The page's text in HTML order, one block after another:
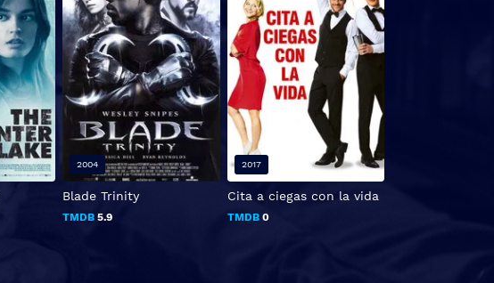
Blade Trinity
TMDB 5.9
2004
Cita a ciegas con la vida
TMDB0
2017